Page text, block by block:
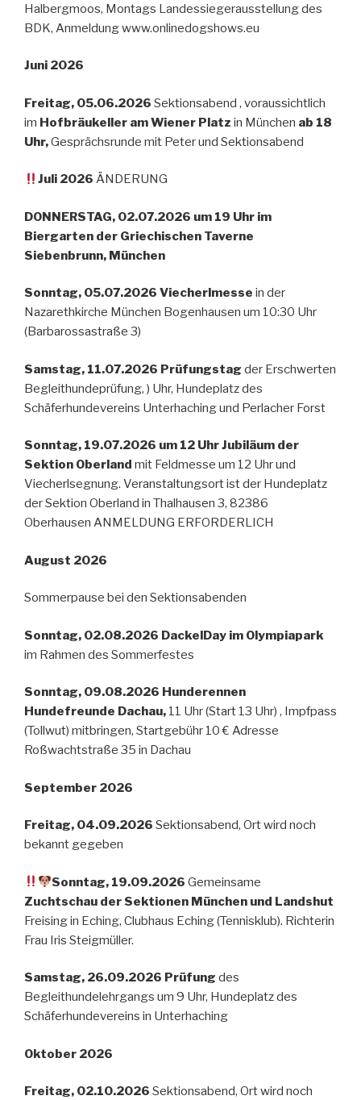
Halbergmoos, Montags Landessiegerausstellung des
BDK, Anmeldung www.onlinedogshows.eu
Juni 2026
Freitag, 05.06.2026 Sektionsabend , voraussichtlich
im Hofbräukeller am Wiener Platz in München ab 18
Uhr,Gesprächsrunde mit Peter und Sektionsabend
Juli 2026 ÄNDERUNG
DONNERSTAG, 02.07.2026 um 19 Uhr im
Biergarten der Griechischen Taverne
Siebenbrunn, München
Sonntag, 05.07.2026 Viecherlmesse in der
Nazarethkirche München Bogenhausen um 10:30 Uhr
(Barbarossastraße 3)
Samstag, 11.07.2026 Prüfungstag der Erschwerten
Begleithundeprüfung, ) Uhr, Hundeplatz des
Schäferhundevereins Unterhaching und Perlacher Forst
Sonntag, 19.07.2026 um 12 Uhr Jubiläum der
Sektion Oberland mit Feldmesse um 12 Uhr und
Viecherlsegnung. Veranstaltungsort ist der Hundeplatz
der Sektion Oberland in Thalhausen 3, 82386
Oberhausen ANMELDUNG ERFORDERLICH
August 2026
Sommerpause bei den Sektionsabenden
Sonntag, 02.08.2026 DackelDay im Olympiapark
im Rahmen des Sommerfestes
Sonntag, 09.08.2026 Hunderennen
Hundefreunde Dachau, 11 Uhr (Start 13 Uhr) , Impfpass
(Tollwut) mitbringen, Startgebühr 10 € Adresse
Roßwachtstraße 35 in Dachau
September 2026
Freitag, 04.09.2026 Sektionsabend, Ort wird noch
bekannt gegeben
Sonntag, 19.09.2026Gemeinsame
Zuchtschau der Sektionen München und Landshut
Freising in Eching, Clubhaus Eching (Tennisklub). Richterin
Frau Iris Steigmüller.
Samstag, 26.09.2026 Prüfung des
Begleithundelehrgangs um 9 Uhr, Hundeplatz des
Schäferhundevereins in Unterhaching
Oktober 2026
Freitag, 02.10.2026 Sektionsabend, Ort wird noch